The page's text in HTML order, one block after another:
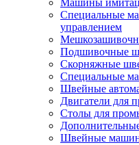
Машины
Специальные
управлением
Подшивочные
Скорняжные
Специальные
Швейные
Двигатели
Столы для
Швейные